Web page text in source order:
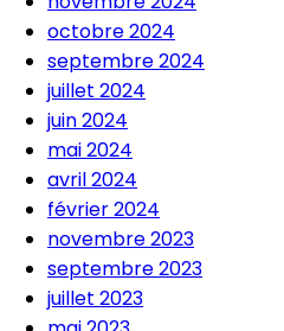
octobre 2024
septembre 2024
juillet 2024
juin 2024
mai 2024
avril 2024
février 2024
novembre 2023
septembre 2023
juillet 2023